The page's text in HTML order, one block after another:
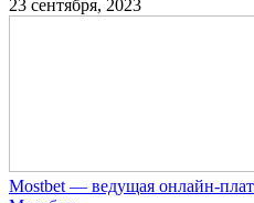
23 сентября, 2023
Mostbet — ведущая онлайн-